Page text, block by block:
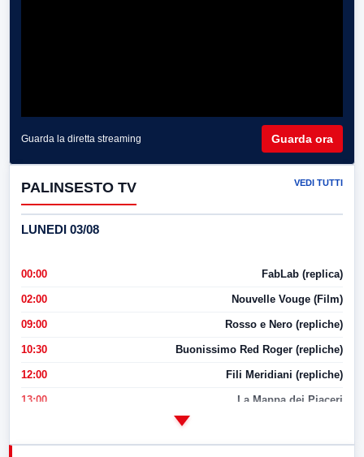
Guarda la diretta streaming Guarda ora
PALINSESTO TV VEDI TUTTI
LUNEDI 03/08
00:00 FabLab (replica)
02:00 Nouvelle Vouge (Film)
09:00 Rosso e Nero (repliche)
10:30 Buonissimo Red Roger (repliche)
12:00 Fili Meridiani (repliche)
13:00 La Mappa dei Piaceri